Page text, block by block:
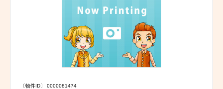
〔物件ID〕 0000081474